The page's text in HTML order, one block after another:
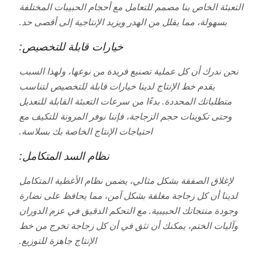
التعبئة الخاص بنا مصمم للتعامل مع أحجام الحبيبات المختلفة
بسهولة، مما يقلل من الهدر ويزيد الإنتاجية إلى أقصى حد.
خيارات قابلة للتخصيص:
نحن ندرك أن كل عملية تصنيع فريدة من نوعها، ولهذا السبب
يقدم خط الإنتاج لدينا خيارات قابلة للتخصيص لتناسب
متطلباتك المحددة. بدءًا من سرعات التعبئة القابلة للتعديل
وحتى تكوينات حجم الزجاجة، فإننا نوفر المرونة للتكيف مع
احتياجات الإنتاج الخاصة بك بسلاسة.
نظام السد المتكامل:
لإغلاق الصفقة بشكل مثالي، يضمن نظام الأغطية المتكامل
لدينا أن كل زجاجة مغلقة بشكل آمن، مما يحافظ على نضارة
وجودة منتجاتك الحبيبية. مع التحكم الدقيق في عزم الدوران
وآليات الختم، يمكنك أن تثق في أن كل زجاجة تخرج من خط
الإنتاج جاهزة للتوزيع.